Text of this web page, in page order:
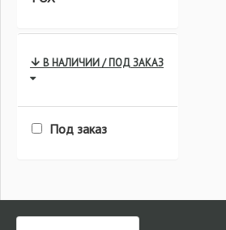
В НАЛИЧИИ / ПОД ЗАКАЗ
Под заказ